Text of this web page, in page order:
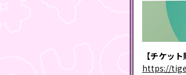
【チケット
https://